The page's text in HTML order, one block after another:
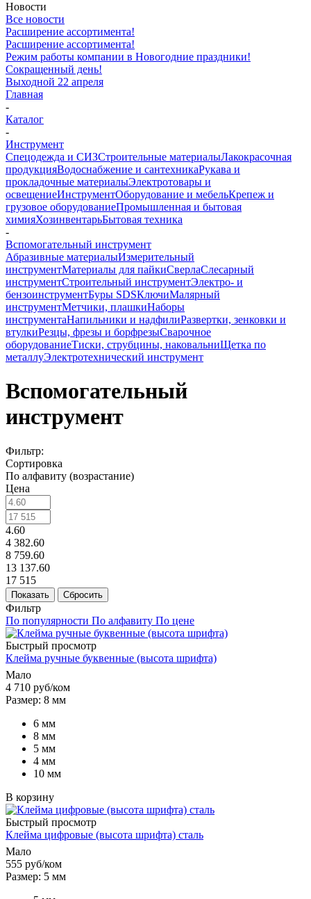
Новости
Все новости
Расширение ассортимента!
Расширение ассортимента!
Режим работы компании в Новогодние праздники!
Сокращенный день!
Выходной 22 апреля
Главная
-
Каталог
-
Инструмент
Спецодежда и СИЗСтроительные материалыЛакокрасочная
продукцияВодоснабжение и сантехникаРукава и
прокладочные материалыЭлектротовары и
освещениеИнструментОборудование и мебельКрепеж и
грузовое оборудованиеПромышленная и бытовая
химияХозинвентарьБытовая техника
-
Вспомогательный инструмент
Абразивные материалыИзмерительный
инструментМатериалы для пайкиСверлаСлесарный
инструментСтроительный инструментЭлектро- и
бензоинструментБуры SDSКлючиМалярный
инструментМетчики, плашкиНаборы
инструментаНапильники и надфилиРазвертки, зенковки и
втулкиРезцы, фрезы и борфрезыСварочное
оборудованиеТиски, струбцины, наковальниЩетка по
металлуЭлектротехнический инструмент
Вспомогательный
инструмент
Фильтр:
Сортировка
По алфавиту (возрастание)
Цена
4.60
4 382.60
8 759.60
13 137.60
17 515
Показать Сбросить
Фильтр
По популярности По алфавиту По цене
Быстрый просмотр
Клейма ручные буквенные (высота шрифта)
Мало
4 710 руб/ком
Размер: 8 мм
6 мм
8 мм
5 мм
4 мм
10 мм
В корзину
Быстрый просмотр
Клейма цифровые (высота шрифта) сталь
Мало
555 руб/ком
Размер: 5 мм